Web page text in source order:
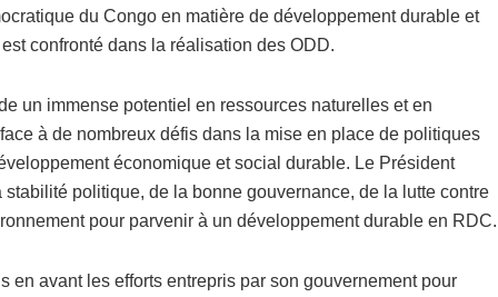
du Congo en matière de développement durable et
confronté dans la réalisation des ODD.
un immense potentiel en ressources naturelles et en
à de nombreux défis dans la mise en place de politiques
économique et social durable. Le Président
politique, de la bonne gouvernance, de la lutte contre
pour parvenir à un développement durable en RDC.
en avant les efforts entrepris par son gouvernement pour